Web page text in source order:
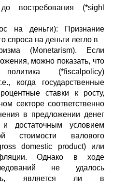
востребования (*sighl
на деньги): Признание
спроса на деньги легло в
(Monetarism). Если
можно показать, что
политика (*fiscalpolicy)
когда государственные
ставки к росту,
секторе соответственно
в предложении денег
достаточным условием
стоимости валового
domestic product) или
Однако в ходе
не удалось
является ли в